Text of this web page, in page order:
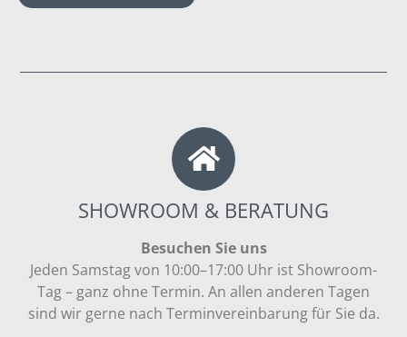
SHOWROOM & BERATUNG
Besuchen Sie uns
Jeden Samstag von 10:00–17:00 Uhr ist Showroom-
Tag – ganz ohne Termin. An allen anderen Tagen
sind wir gerne nach Terminvereinbarung für Sie da.